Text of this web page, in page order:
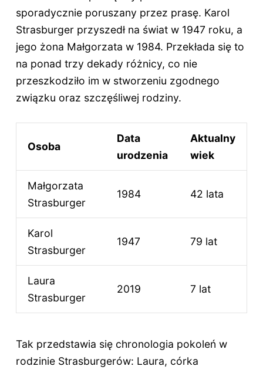
sporadycznie poruszany przez prasę. Karol
Strasburger przyszedł na świat w 1947 roku, a
jego żona Małgorzata w 1984. Przekłada się to
na ponad trzy dekady różnicy, co nie
przeszkodziło im w stworzeniu zgodnego
związku oraz szczęśliwej rodziny.
Osoba
Data
urodzenia
Aktualny
wiek
Małgorzata
Strasburger
1984 42 lata
Karol
Strasburger
1947 79 lat
Laura
Strasburger
2019 7 lat
Tak przedstawia się chronologia pokoleń w
rodzinie Strasburgerów: Laura, córka